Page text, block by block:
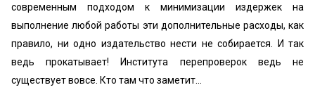
современным подходом к минимизации издержек на
выполнение любой работы эти дополнительные расходы, как
правило, ни одно издательство нести не собирается. И так
ведь прокатывает! Института перепроверок ведь не
существует вовсе. Кто там что заметит…